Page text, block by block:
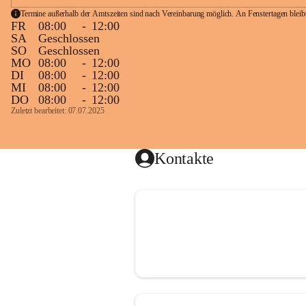
Termine außerhalb der Amtszeiten sind nach Vereinbarung möglich. An Fenstertagen
FR 08:00 - 12:00
SA
Geschlossen
SO
Geschlossen
MO 08:00 - 12:00
DI
08:00 - 12:00
MI
08:00 - 12:00
DO
08:00 - 12:00
Zuletzt bearbeitet: 07.07.2025
Kontakte